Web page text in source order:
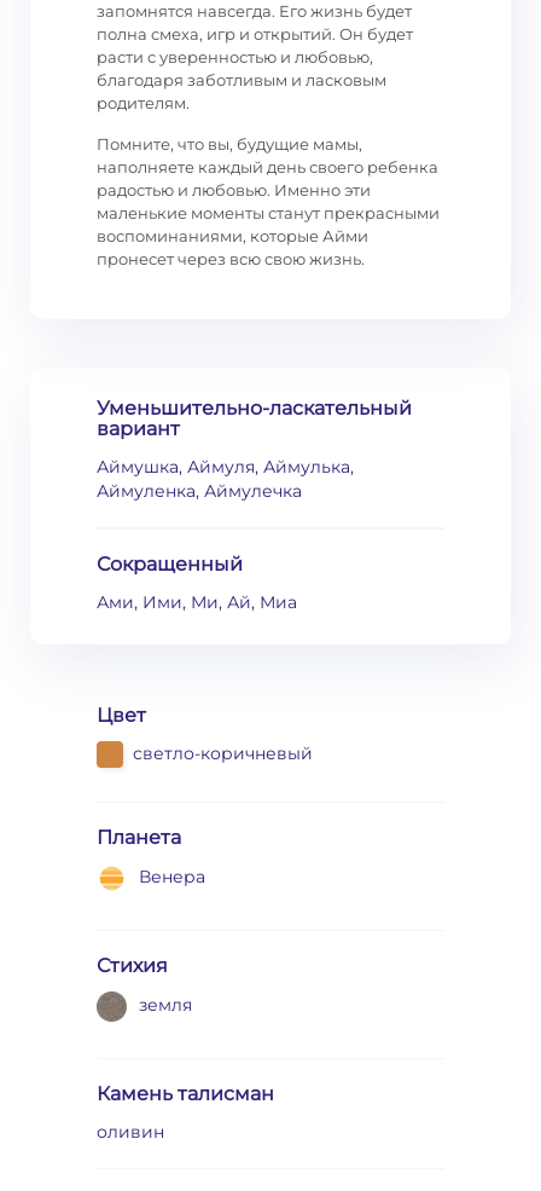
запомнятся навсегда. Его жизнь будет
полна смеха, игр и открытий. Он будет
расти с уверенностью и любовью,
благодаря заботливым и ласковым
родителям.
Помните, что вы, будущие мамы,
наполняете каждый день своего ребенка
радостью и любовью. Именно эти
маленькие моменты станут прекрасными
воспоминаниями, которые Айми
пронесет через всю свою жизнь.
Уменьшительно-ласкательный
вариант
Аймушка, Аймуля, Аймулька,
Аймуленка, Аймулечка
Сокращенный
Ами, Ими, Ми, Ай, Миа
Цвет
светло-коричневый
Планета
Венера
Стихия
земля
Камень талисман
оливин